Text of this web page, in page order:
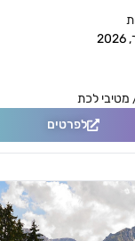
/ מטיבי לכת
לפרטים